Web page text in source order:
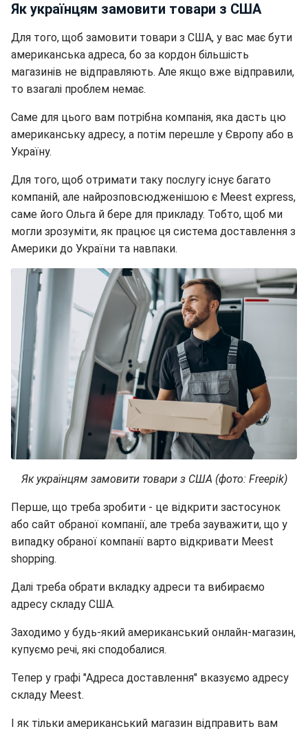
Як українцям замовити товари з США
Для того, щоб замовити товари з США, у вас має бути
американська адреса, бо за кордон більшість
магазинів не відправляють. Але якщо вже відправили,
то взагалі проблем немає.
Саме для цього вам потрібна компанія, яка дасть цю
американську адресу, а потім перешле у Європу або в
Україну.
Для того, щоб отримати таку послугу існує багато
компаній, але найрозповсюдженішою є Meest express,
саме його Ольга й бере для прикладу. Тобто, щоб ми
могли зрозуміти, як працює ця система доставлення з
Америки до України та навпаки.
Як українцям замовити товари з США (фото: Freepik)
Перше, що треба зробити - це відкрити застосунок
або сайт обраної компанії, але треба зауважити, що у
випадку обраної компанії варто відкривати Meest
shopping.
Далі треба обрати вкладку адреси та вибираємо
адресу складу США.
Заходимо у будь-який американський онлайн-магазин,
купуємо речі, які сподобалися.
Тепер у графі "Адреса доставлення" вказуємо адресу
складу Meest.
І як тільки американський магазин відправить вам